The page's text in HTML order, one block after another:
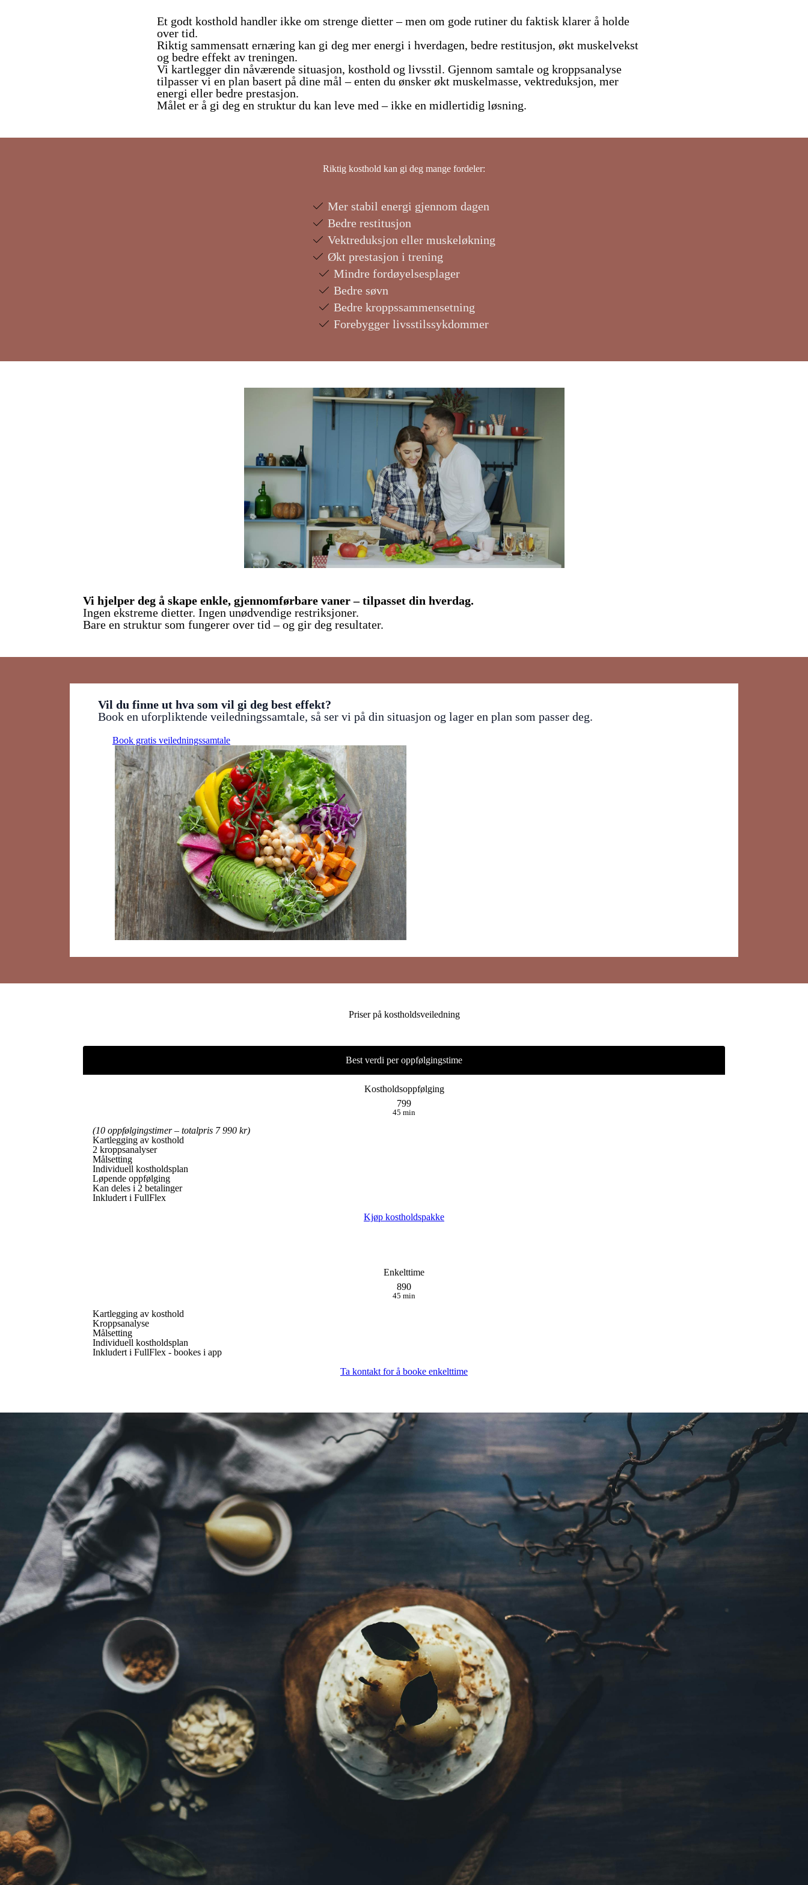
Et godt kosthold handler ikke om strenge dietter – men om gode rutiner du faktisk klarer å holde
over tid.
Riktig sammensatt ernæring kan gi deg mer energi i hverdagen, bedre restitusjon, økt muskelvekst
og bedre effekt av treningen.
Vi kartlegger din nåværende situasjon, kosthold og livsstil. Gjennom samtale og kroppsanalyse
tilpasser vi en plan basert på dine mål – enten du ønsker økt muskelmasse, vektreduksjon, mer
energi eller bedre prestasjon.
Målet er å gi deg en struktur du kan leve med – ikke en midlertidig løsning.
Riktig kosthold kan gi deg mange fordeler:
Mer stabil energi gjennom dagen
Bedre restitusjon
Vektreduksjon eller muskeløkning
Økt prestasjon i trening
Mindre fordøyelsesplager
Bedre søvn
Bedre kroppssammensetning
Forebygger livsstilssykdommer
Vi hjelper deg å skape enkle, gjennomførbare vaner – tilpasset din hverdag.
Ingen ekstreme dietter. Ingen unødvendige restriksjoner.
Bare en struktur som fungerer over tid – og gir deg resultater.
Vil du finne ut hva som vil gi deg best effekt?
Book en uforpliktende veiledningssamtale, så ser vi på din situasjon og lager en plan som passer deg.
Book gratis veiledningssamtale
Priser på kostholdsveiledning
Best verdi per oppfølgingstime
Kostholdsoppfølging
799
45 min
(10 oppfølgingstimer – totalpris 7 990 kr)
Kartlegging av kosthold
2 kroppsanalyser
Målsetting
Individuell kostholdsplan
Løpende oppfølging
Kan deles i 2 betalinger
Inkludert i FullFlex
Kjøp kostholdspakke
Enkelttime
890
45 min
Kartlegging av kosthold
Kroppsanalyse
Målsetting
Individuell kostholdsplan
Inkludert i FullFlex - bookes i app
Ta kontakt for å booke enkelttime